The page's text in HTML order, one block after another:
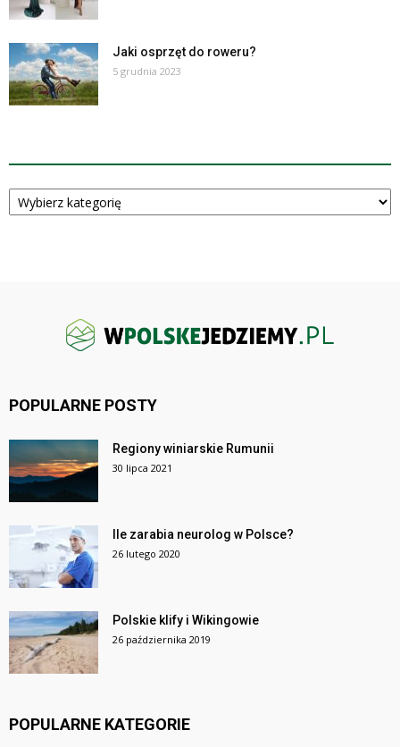
Jaki osprzęt do roweru?
5 grudnia 2023
Kategorie
POPULARNE POSTY
Regiony winiarskie Rumunii
30 lipca 2021
Ile zarabia neurolog w Polsce?
26 lutego 2020
Polskie klify i Wikingowie
26 października 2019
POPULARNE KATEGORIE